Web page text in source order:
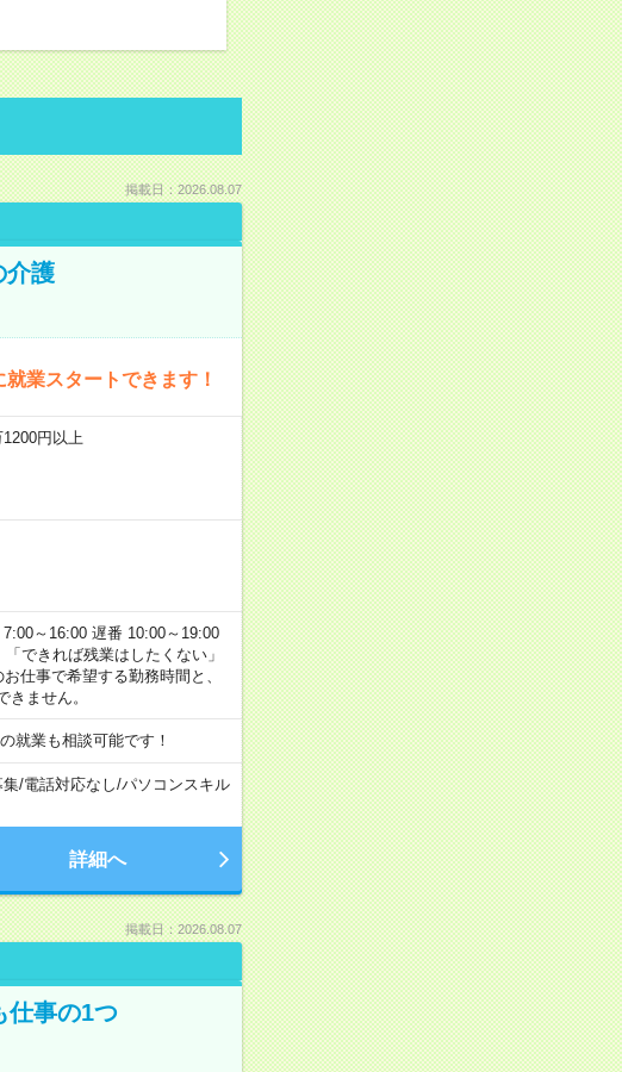
掲載日：2026.08.07
介護
業スタートできます！
円以上
～16:00 遅番 10:00～19:00
できれば残業はしたくない」
仕事で希望する勤務時間と、
ません。
就業も相談可能です！
集/電話対応なし/パソコンスキル
詳細へ
掲載日：2026.08.07
仕事の1つ